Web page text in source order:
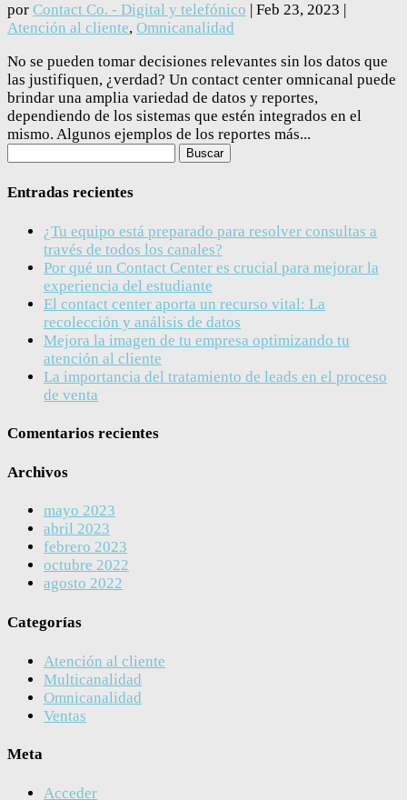
por Contact Co. - Digital y telefónico Feb 23, 2023
Atención al cliente, Omnicanalidad
No se pueden tomar decisiones relevantes sin los datos que
las justifiquen, ¿verdad? Un contact center omnicanal puede
brindar una amplia variedad de datos y reportes,
dependiendo de los sistemas que estén integrados en el
mismo. Algunos ejemplos de los reportes más...
Entradas recientes
¿Tu equipo está preparado para resolver consultas a
través de todos los canales?
Por qué un Contact Center es crucial para mejorar la
experiencia del estudiante
El contact center aporta un recurso vital: La
recolección y análisis de datos
Mejora la imagen de tu empresa optimizando tu
atención al cliente
La importancia del tratamiento de leads en el proceso
de venta
Comentarios recientes
Archivos
mayo 2023
abril 2023
febrero 2023
octubre 2022
agosto 2022
Categorías
Atención al cliente
Multicanalidad
Omnicanalidad
Ventas
Meta
Acceder